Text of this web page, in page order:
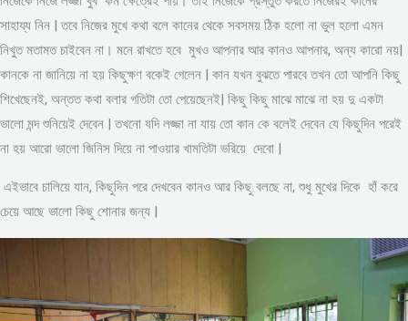
সাহায্য নিন | তবে নিজের মুখে কথা বলে কানের থেকে সবসময় ঠিক হলো না ভুল হলো এমন
নিখুত মতামত চাইবেন না। মনে রাখতে হবে মুখও আপনার আর কানও আপনার, অন্য কারো নয়|
কানকে না জানিয়ে না হয় কিছুক্ষণ বকেই গেলেন | কান যখন বুঝতে পারবে তখন তো আপনি কিছু
শিখেছেনই, অন্তত কথা বলার গতিটা তো পেয়েছেনই| কিছু কিছু মাঝে মাঝে না হয় দু একটা
ভালো মন্দ শুনিয়েই দেবেন | তখনো যদি লজ্জা না যায় তো কান কে বলেই দেবেন যে কিছুদিন পরেই
না হয় আরো ভালো জিনিস দিয়ে না পাওয়ার খামতিটা ভরিয়ে দেবো |
এইভাবে চালিয়ে যান, কিছুদিন পরে দেখবেন কানও আর কিছু বলছে না, শুধু মুখের দিকে হাঁ করে
চেয়ে আছে ভালো কিছু শোনার জন্য |